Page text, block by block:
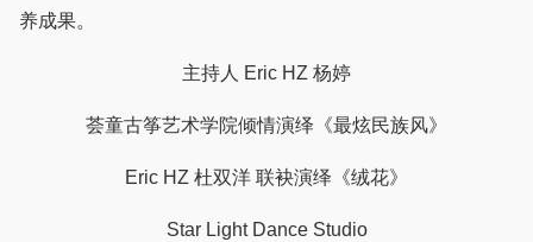
养成果。
主持人 Eric HZ 杨婷
荟童古筝艺术学院倾情演绎《最炫民族风》
Eric HZ 杜双洋 联袂演绎《绒花》
Star Light Dance Studio